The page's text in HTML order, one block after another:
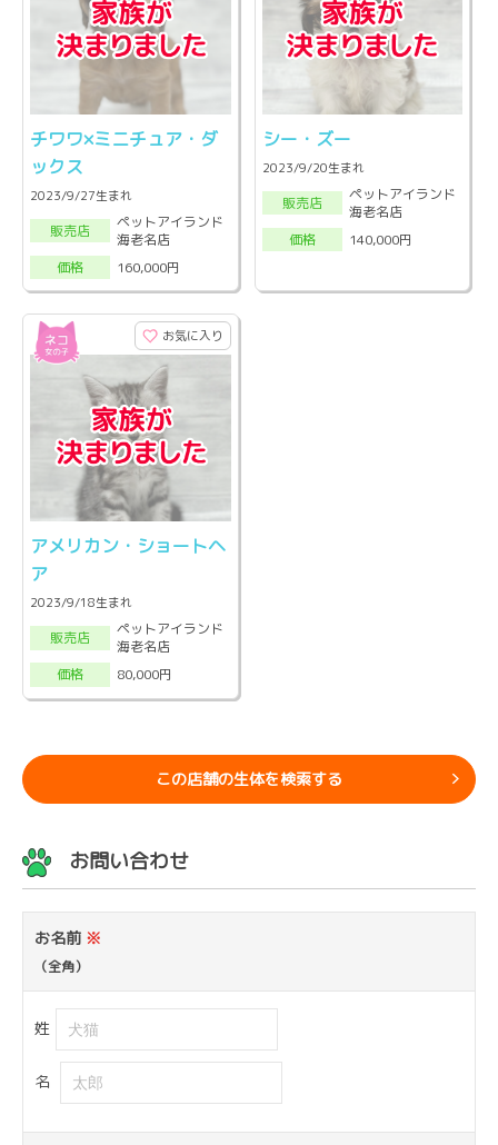
チワワ×ミニチュア・ダ
ックス
2023/9/27生まれ
販売店
ペットアイランド
海老名店
価格
160,000円
シー・ズー
2023/9/20生まれ
販売店
ペットアイランド
海老名店
価格
140,000円
お気に入り
アメリカン・ショートヘ
ア
2023/9/18生まれ
販売店
ペットアイランド
海老名店
価格
80,000円
この店舗の生体を検索する
お問い合わせ
お名前 ※
（全角）
姓
名